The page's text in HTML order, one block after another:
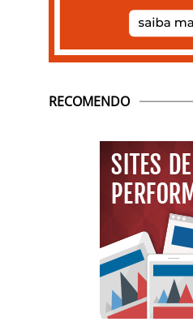
RECOMENDO